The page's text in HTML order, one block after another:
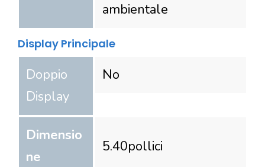
ambientale
Display Principale
Doppio
Display
No
Dimensio
ne
5.40pollici